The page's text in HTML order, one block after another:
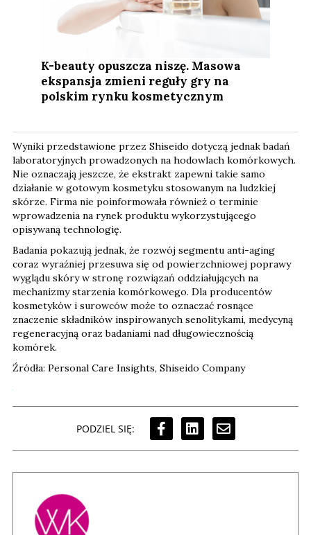
K-beauty opuszcza niszę. Masowa
ekspansja zmieni reguły gry na
polskim rynku kosmetycznym
Wyniki przedstawione przez Shiseido dotyczą jednak badań
laboratoryjnych prowadzonych na hodowlach komórkowych.
Nie oznaczają jeszcze, że ekstrakt zapewni takie samo
działanie w gotowym kosmetyku stosowanym na ludzkiej
skórze. Firma nie poinformowała również o terminie
wprowadzenia na rynek produktu wykorzystującego
opisywaną technologię.
Badania pokazują jednak, że rozwój segmentu anti-aging
coraz wyraźniej przesuwa się od powierzchniowej poprawy
wyglądu skóry w stronę rozwiązań oddziałujących na
mechanizmy starzenia komórkowego. Dla producentów
kosmetyków i surowców może to oznaczać rosnące
znaczenie składników inspirowanych senolitykami, medycyną
regeneracyjną oraz badaniami nad długowiecznością
komórek.
Źródła: Personal Care Insights, Shiseido Company
PODZIEL SIĘ: